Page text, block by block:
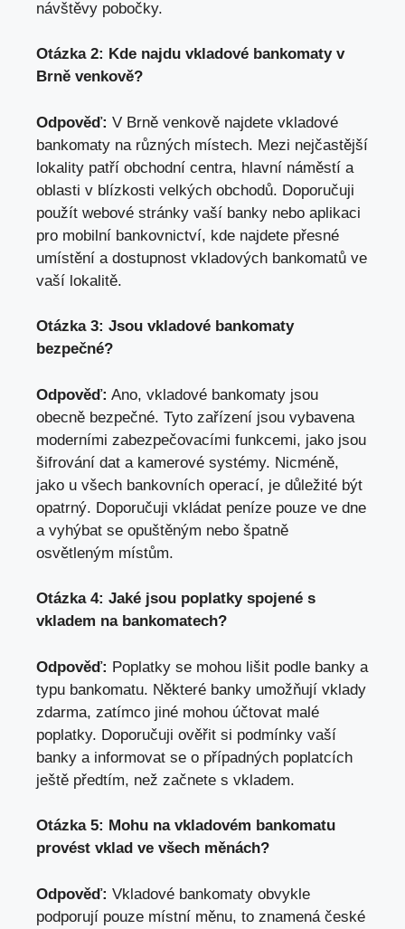
návštěvy pobočky.
Otázka 2: Kde najdu vkladové bankomaty v
Brně venkově?
Odpověď: V Brně venkově najdete vkladové
bankomaty na různých místech. Mezi nejčastější
lokality patří obchodní centra, hlavní náměstí a
oblasti v blízkosti velkých obchodů. Doporučuji
použít webové stránky vaší banky nebo aplikaci
pro mobilní bankovnictví, kde najdete přesné
umístění a dostupnost vkladových bankomatů ve
vaší lokalitě.
Otázka 3: Jsou vkladové bankomaty
bezpečné?
Odpověď: Ano, vkladové bankomaty jsou
obecně bezpečné. Tyto zařízení jsou vybavena
moderními zabezpečovacími funkcemi, jako jsou
šifrování dat a kamerové systémy. Nicméně,
jako u všech bankovních operací, je důležité být
opatrný. Doporučuji vkládat peníze pouze ve dne
a vyhýbat se opuštěným nebo špatně
osvětleným místům.
Otázka 4: Jaké jsou poplatky spojené s
vkladem na bankomatech?
Odpověď: Poplatky se mohou lišit podle banky a
typu bankomatu. Některé banky umožňují vklady
zdarma, zatímco jiné mohou účtovat malé
poplatky. Doporučuji ověřit si podmínky vaší
banky a informovat se o případných poplatcích
ještě předtím, než začnete s vkladem.
Otázka 5: Mohu na vkladovém bankomatu
provést vklad ve všech měnách?
Odpověď: Vkladové bankomaty obvykle
podporují pouze místní měnu, to znamená české